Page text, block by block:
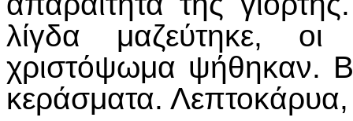
λίγδα μαζεύτηκε, οι
χριστόψωμα ψήθηκαν.
κεράσματα.